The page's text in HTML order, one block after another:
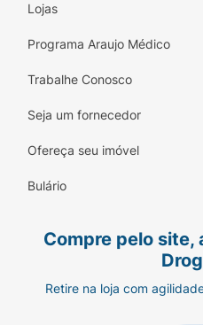
Lojas
Programa Araujo Médico
Trabalhe Conosco
Seja um fornecedor
Ofereça seu imóvel
Bulário
Compre pelo site,
Retire na loja com